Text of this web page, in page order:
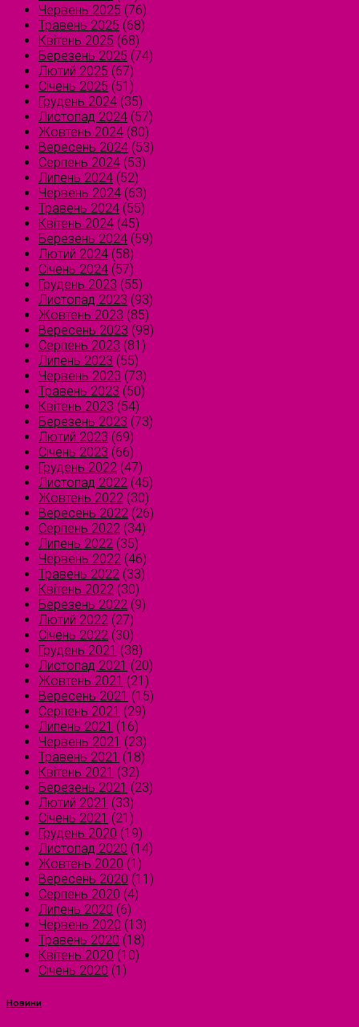
Червень 2025 (76)
Травень 2025 (68)
Квітень 2025 (68)
Березень 2025 (74)
Лютий 2025 (67)
Січень 2025 (51)
Грудень 2024 (35)
Листопад 2024 (57)
Жовтень 2024 (80)
Вересень 2024 (53)
Серпень 2024 (53)
Липень 2024 (52)
Червень 2024 (63)
Травень 2024 (55)
Квітень 2024 (45)
Березень 2024 (59)
Лютий 2024 (58)
Січень 2024 (57)
Грудень 2023 (55)
Листопад 2023 (93)
Жовтень 2023 (85)
Вересень 2023 (98)
Серпень 2023 (81)
Липень 2023 (55)
Червень 2023 (73)
Травень 2023 (50)
Квітень 2023 (54)
Березень 2023 (73)
Лютий 2023 (69)
Січень 2023 (66)
Грудень 2022 (47)
Листопад 2022 (45)
Жовтень 2022 (30)
Вересень 2022 (26)
Серпень 2022 (34)
Липень 2022 (35)
Червень 2022 (46)
Травень 2022 (33)
Квітень 2022 (30)
Березень 2022 (9)
Лютий 2022 (27)
Січень 2022 (30)
Грудень 2021 (38)
Листопад 2021 (20)
Жовтень 2021 (21)
Вересень 2021 (15)
Серпень 2021 (29)
Липень 2021 (16)
Червень 2021 (23)
Травень 2021 (18)
Квітень 2021 (32)
Березень 2021 (23)
Лютий 2021 (33)
Січень 2021 (21)
Грудень 2020 (19)
Листопад 2020 (14)
Жовтень 2020 (1)
Вересень 2020 (11)
Серпень 2020 (4)
Липень 2020 (6)
Червень 2020 (13)
Травень 2020 (18)
Квітень 2020 (10)
Січень 2020 (1)
Новини